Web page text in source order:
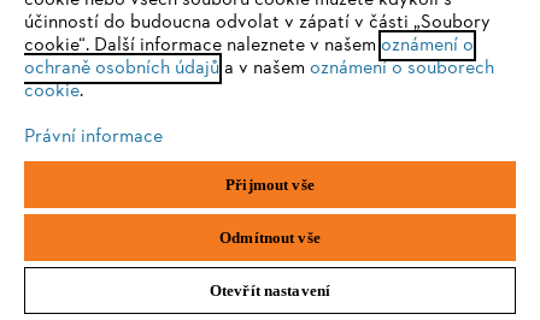
FAQ
Zařízení AP-Systému STIHL jsou navržena speciálně pro
profesionální použití a náročné, časté aplikace. Mezi hlavní oblasti
Komunální služby(např. péče o parky, zelené plochy, cesty)
Sie nutzen einen Browser, den wir noch nicht unterstützen. Für
eine optimale Nutzung unserer Seite empfehlen wir Ihnen, zu
einem der folgenden Browser zu wechseln:
Firefox Chrome
účinností do budoucna odvolat v zápatí v části „Soubory
cookie“. Další informace naleznete v našem oznámení o
ochraně osobních údajůa v našem oznámení o souborech
cookie.
Právní informace
Přijmout vše
Odmítnout vše
Otevřít nastavení